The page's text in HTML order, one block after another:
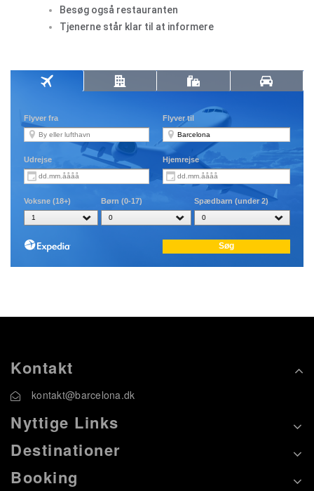
Besøg også restauranten
Tjenerne står klar til at informere
Kontakt
kontakt@barcelona.dk
Nyttige Links
Destinationer
Booking